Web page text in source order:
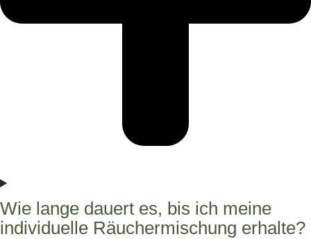
Wie lange dauert es, bis ich meine
individuelle Räuchermischung erhalte?